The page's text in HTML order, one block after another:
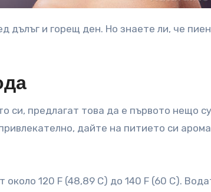
си, предлагат това да е първото нещо
дайте на питието си
120 F (48,89 C) до 140 F (60 C).